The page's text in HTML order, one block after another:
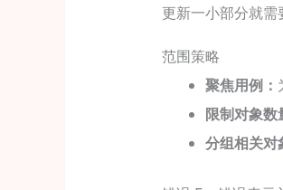
更新一小部分就需
范围策略
聚焦用例：
限制对象数
分组相关对